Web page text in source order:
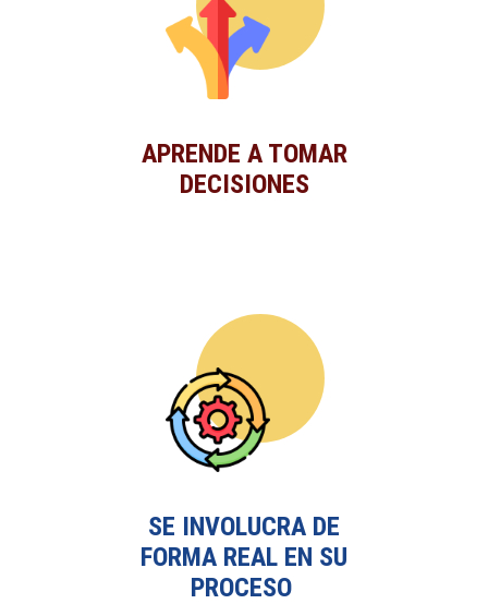
APRENDE A TOMAR
DECISIONES
SE INVOLUCRA DE
FORMA REAL EN SU
PROCESO